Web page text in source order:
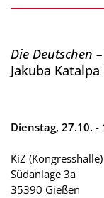
Die Deutschen
Jakuba
Dienstag, 27.10. -
KiZ (Kongresshalle)
Südanlage 3a
35390 Gießen